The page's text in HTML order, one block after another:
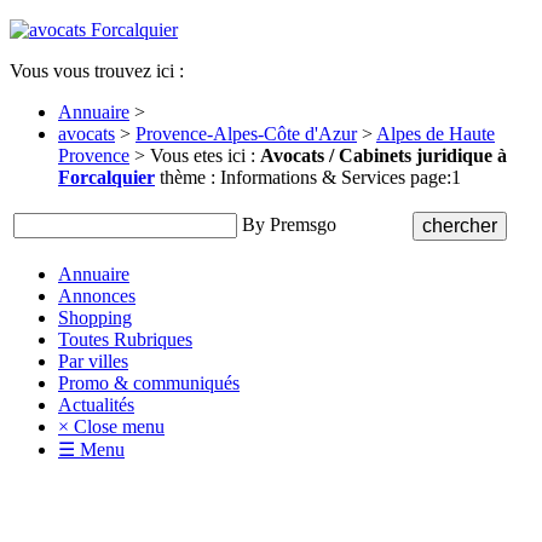
Vous vous trouvez ici :
Annuaire >
avocats > Provence-Alpes-Côte d'Azur> Alpes de Haute
Provence > Vous etes ici : Avocats / Cabinets juridique à
Forcalquier thème : Informations & Services page:1
By Premsgo
Annuaire
Annonces
Shopping
Toutes Rubriques
Par villes
Promo & communiqués
Actualités
× Close menu
☰ Menu